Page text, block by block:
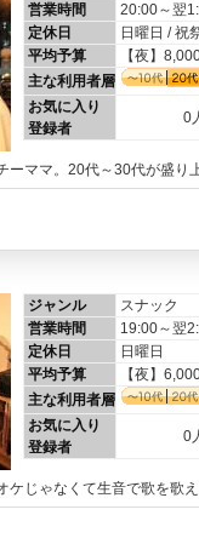
営業時間
20:00～翌
定休日
日曜日 / 祝
平均予算
【夜】
主な利用者層
お気に入り
登録者
0
ママ。20代～30代が盛り
ジャンル スナック
営業時間
19:00～翌
定休日
日曜日
平均予算
【夜】
主な利用者層
お気に入り
登録者
0
じゃなくて生音で歌を歌